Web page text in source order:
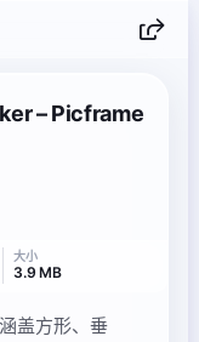
– Picframe
大小
3.9 MB
盖方形、垂